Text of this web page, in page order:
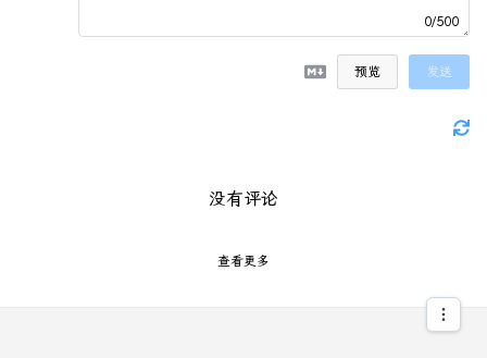
0/500
预览 发送
没有评论
查看更多